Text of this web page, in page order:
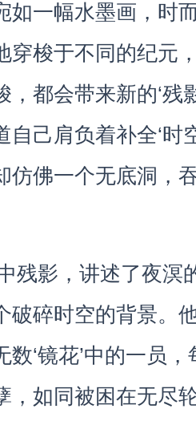
如一幅水墨画，时
穿梭于不同的纪元
，都会带来新的‘残
自己肩负着补全‘时
仿佛一个无底洞，
残影，讲述了夜溟
破碎时空的背景。
数‘镜花’中的一员
，如同被困在无尽